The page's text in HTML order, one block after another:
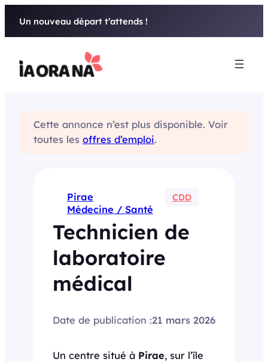
Un nouveau départ t’attends !
Cette annonce n’est plus disponible. Voir
toutes les offres d’emploi.
Pirae CDD
Médecine / Santé
Technicien de
laboratoire
médical
Date de publication :21 mars 2026
Un centre situé à Pirae, sur l’île